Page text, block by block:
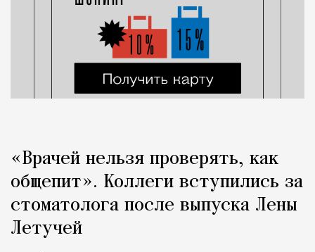
«Врачей нельзя проверять, как
общепит». Коллеги вступились за
стоматолога после выпуска Лены
Летучей